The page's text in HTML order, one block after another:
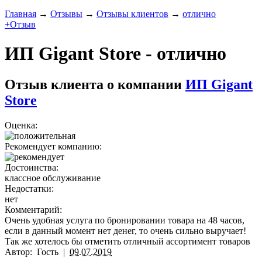
Главная → Отзывы → Отзывы клиентов → отлично
+Отзыв
ИП Gigant Store - отлично
Отзыв клиента о компании ИП Gigant
Store
Оценка:
Рекомендует компанию:
Достоинства:
классное обслуживание
Недостатки:
нет
Комментарий:
Очень удобная услуга по бронировании товара на 48 часов,
если в данный момент нет денег, то очень сильно выручает!
Так же хотелось бы отметить отличный ассортимент товаров
Автор: Гость | 09.07.2019